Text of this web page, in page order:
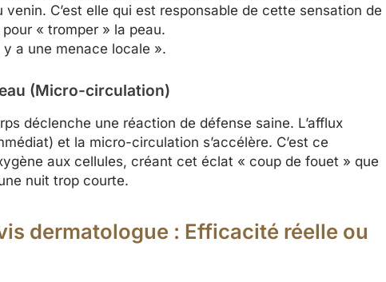
C’est elle qui est responsable de cette sensation de
« tromper » la peau.
a une menace locale ».
(Micro-circulation)
déclenche une réaction de défense saine. L’afflux
et la micro-circulation s’accélère. C’est ce
aux cellules, créant cet éclat « coup de fouet » que
nuit trop courte.
dermatologue : Efficacité réelle ou